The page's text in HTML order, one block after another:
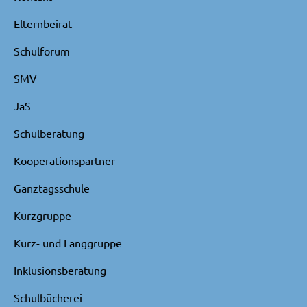
Elternbeirat
Schulforum
SMV
JaS
Schulberatung
Kooperationspartner
Ganztagsschule
Kurzgruppe
Kurz- und Langgruppe
Inklusionsberatung
Schulbücherei